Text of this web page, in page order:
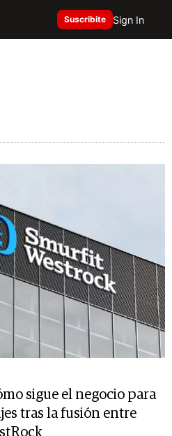
Suscribite Sign In
sigue el negocio para
tras la fusión entre